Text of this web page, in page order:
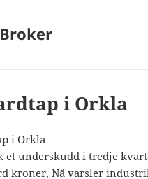
i Orkla
i Orkla
et underskudd i tredje
kroner, Nå varsler